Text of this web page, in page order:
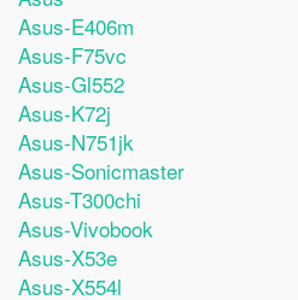
Asus-E406m
Asus-F75vc
Asus-Gl552
Asus-K72j
Asus-N751jk
Asus-Sonicmaster
Asus-T300chi
Asus-Vivobook
Asus-X53e
Asus-X554l